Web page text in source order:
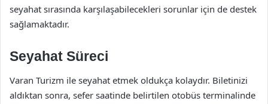
seyahat sırasında karşılaşabilecekleri sorunlar için de destek
sağlamaktadır.
Seyahat Süreci
Varan Turizm ile seyahat etmek oldukça kolaydır. Biletinizi
aldıktan sonra, sefer saatinde belirtilen otobüs terminalinde